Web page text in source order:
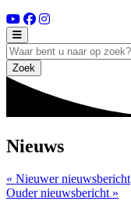
Zoek
Nieuws
« Nieuwer nieuwsbericht
Ouder nieuwsbericht »